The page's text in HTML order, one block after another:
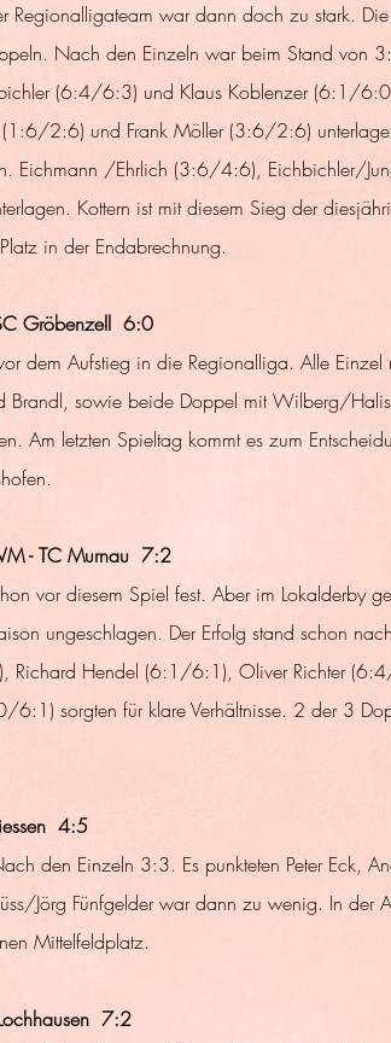
Regionalligateam war dann doch zu stark.
Nach den Einzeln war beim Stand von
(6:4/6:3) und Klaus Koblenzer (6:1/6:0)
2:6) und Frank Möller (3:6/2:6)
Eichmann /Ehrlich (3:6/4:6), Eichbichler/
Kottern ist mit diesem Sieg der
in der Endabrechnung.
Gröbenzell  6:0
dem Aufstieg in die Regionalliga. Alle
Brandl, sowie beide Doppel mit Wilberg/
Am letzten Spieltag kommt es zum
- TC Murnau  7:2
vor diesem Spiel fest. Aber im Lokalderby
ungeschlagen. Der Erfolg stand schon
Richard Hendel (6:1/6:1), Oliver Richter
sorgten für klare Verhältnisse. 2 der 3
4:5
den Einzeln 3:3. Es punkteten Peter Eck,
Jörg Fünfgelder war dann zu wenig. In der
Mittelfeldplatz.
7:2